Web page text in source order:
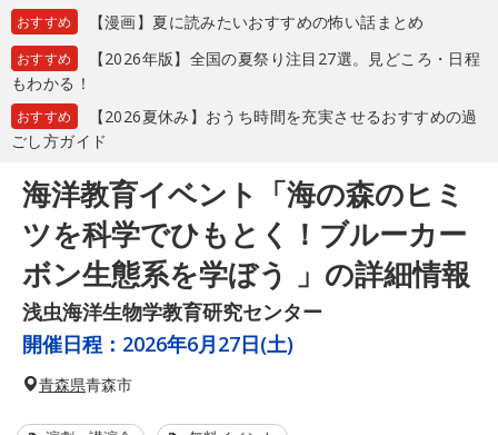
おすすめ 【漫画】夏に読みたいおすすめの怖い話まとめ
おすすめ
【2026年版】全国の夏祭り注目27選。見どころ・日程
もわかる！
おすすめ
【2026夏休み】おうち時間を充実させるおすすめの過
ごし方ガイド
海洋教育イベント「海の森のヒミ
ツを科学でひもとく！ブルーカー
ボン生態系を学ぼう 」の詳細情報
浅虫海洋生物学教育研究センター
開催日程： 2026年6月27日(土)
青森県青森市